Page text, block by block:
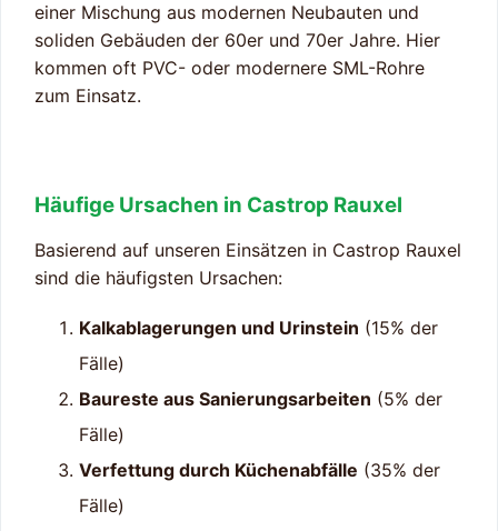
einer Mischung aus modernen Neubauten und
soliden Gebäuden der 60er und 70er Jahre. Hier
kommen oft PVC- oder modernere SML-Rohre
zum Einsatz.
Häufige Ursachen in Castrop Rauxel
Basierend auf unseren Einsätzen in Castrop Rauxel
sind die häufigsten Ursachen:
Kalkablagerungen und Urinstein (15% der
Fälle)
Baureste aus Sanierungsarbeiten (5% der
Fälle)
Verfettung durch Küchenabfälle (35% der
Fälle)